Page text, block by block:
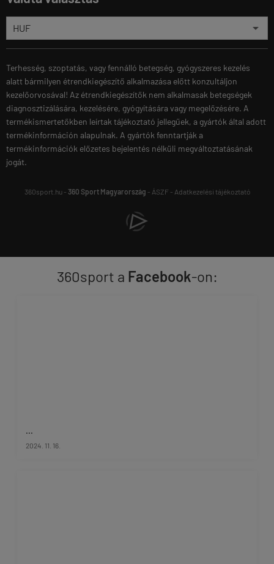
Terhesség, szoptatás, vagy fennálló betegség, gyógyszeres kezelés
alatt bármilyen étrendkiegészítő alkalmazása előtt konzultáljon
kezelőorvosával! Az étrendkiegészítők nem alkalmasak betegségek
diagnosztizálására, kezelésére, gyógyítására vagy megelőzésére. A
termékismertetőkben leírtak tájékoztató jellegűek, a gyártók által adott
termékinformáción alapulnak. A gyártók fenntartják a
termékinformációk előzetes bejelentés nélküli megváltoztatásának
jogát.
360sport.hu - 360 Sport Magyarország - ÁSZF- Adatkezelési tájékoztató
360sport a Facebook-on:
...
2024. 11. 16.